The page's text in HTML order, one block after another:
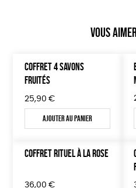
Vous
COFFRET 4 SAVONS
FRUITÉS
25,90 €
Ajouter au panier
COFFRET RITUEL À LA ROSE
36,00 €